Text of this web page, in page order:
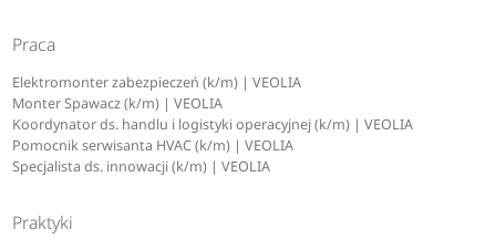
Praca
Elektromonter zabezpieczeń (k/m) | VEOLIA
Monter Spawacz (k/m) | VEOLIA
Koordynator ds. handlu i logistyki operacyjnej (k/m) | VEOLIA
Pomocnik serwisanta HVAC (k/m) | VEOLIA
Specjalista ds. innowacji (k/m) | VEOLIA
Praktyki